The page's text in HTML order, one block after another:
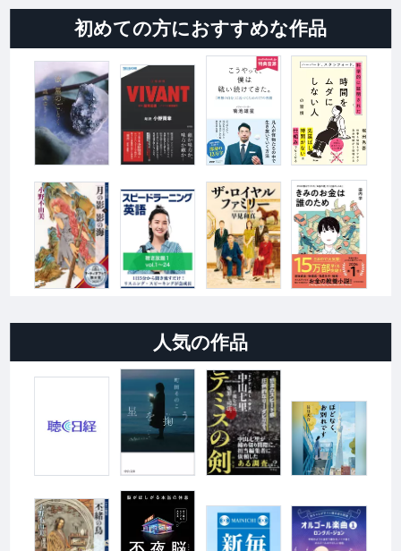
初めての方におすすめな作品
人気の作品